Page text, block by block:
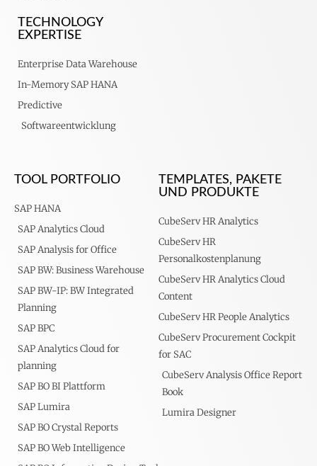
TECHNOLOGY
EXPERTISE
Enterprise Data Warehouse
In-Memory SAP HANA
Predictive
Softwareentwicklung
TOOL PORTFOLIO
SAP HANA
SAP Analytics Cloud
SAP Analysis for Office
SAP BW: Business Warehouse
SAP BW-IP: BW Integrated
Planning
SAP BPC
SAP Analytics Cloud for
planning
SAP BO BI Plattform
SAP Lumira
SAP BO Crystal Reports
SAP BO Web Intelligence
TEMPLATES, PAKETE
UND PRODUKTE
CubeServ HR Analytics
CubeServ HR
Personalkostenplanung
CubeServ HR Analytics Cloud
Content
CubeServ HR People Analytics
CubeServ Procurement Cockpit
for SAC
CubeServ Analysis Office Report
Book
Lumira Designer